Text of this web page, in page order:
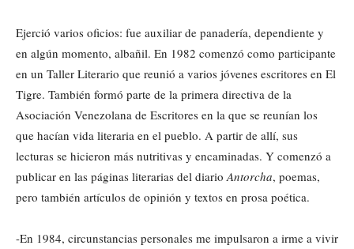
Ejerció varios oficios: fue auxiliar de panadería, dependiente y
en algún momento, albañil. En 1982 comenzó como participante
en un Taller Literario que reunió a varios jóvenes escritores en El
Tigre. También formó parte de la primera directiva de la
Asociación Venezolana de Escritores en la que se reunían los
que hacían vida literaria en el pueblo. A partir de allí, sus
lecturas se hicieron más nutritivas y encaminadas. Y comenzó a
publicar en las páginas literarias del diario Antorcha, poemas,
pero también artículos de opinión y textos en prosa poética.
-En 1984, circunstancias personales me impulsaron a irme a vivir